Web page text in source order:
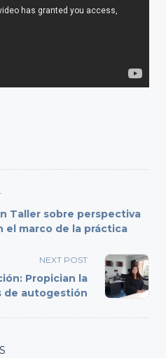
Taller sobre perspectiva
el marco de la práctica
NEXT POST
Propician la
de autogestión